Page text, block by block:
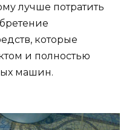
лучше потратить
которые
и полностью
машин.